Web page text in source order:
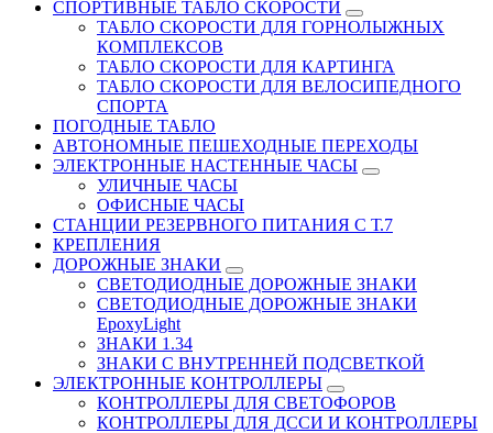
СПОРТИВНЫЕ ТАБЛО СКОРОСТИ
ТАБЛО СКОРОСТИ ДЛЯ ГОРНОЛЫЖНЫХ
КОМПЛЕКСОВ
ТАБЛО СКОРОСТИ ДЛЯ КАРТИНГА
ТАБЛО СКОРОСТИ ДЛЯ ВЕЛОСИПЕДНОГО
СПОРТА
ПОГОДНЫЕ ТАБЛО
АВТОНОМНЫЕ ПЕШЕХОДНЫЕ ПЕРЕХОДЫ
ЭЛЕКТРОННЫЕ НАСТЕННЫЕ ЧАСЫ
УЛИЧНЫЕ ЧАСЫ
ОФИСНЫЕ ЧАСЫ
СТАНЦИИ РЕЗЕРВНОГО ПИТАНИЯ С Т.7
КРЕПЛЕНИЯ
ДОРОЖНЫЕ ЗНАКИ
СВЕТОДИОДНЫЕ ДОРОЖНЫЕ ЗНАКИ
СВЕТОДИОДНЫЕ ДОРОЖНЫЕ ЗНАКИ
EpoxyLight
ЗНАКИ 1.34
ЗНАКИ С ВНУТРЕННЕЙ ПОДСВЕТКОЙ
ЭЛЕКТРОННЫЕ КОНТРОЛЛЕРЫ
КОНТРОЛЛЕРЫ ДЛЯ СВЕТОФОРОВ
КОНТРОЛЛЕРЫ ДЛЯ ДССИ И КОНТРОЛЛЕРЫ